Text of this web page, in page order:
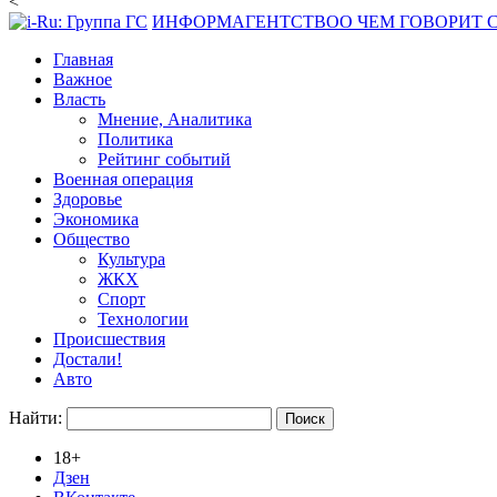
ИНФОРМАГЕНТСТВОО ЧЕМ ГОВОРИТ
Главная
Важное
Власть
Мнение, Аналитика
Политика
Рейтинг событий
Военная операция
Здоровье
Экономика
Общество
Культура
ЖКХ
Спорт
Технологии
Происшествия
Достали!
Авто
Найти:
18+
Дзен